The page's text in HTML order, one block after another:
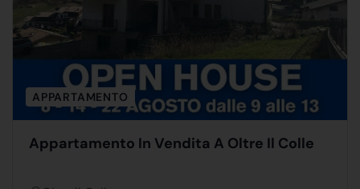
APPARTAMENTO
Appartamento In Vendita A Oltre Il Colle